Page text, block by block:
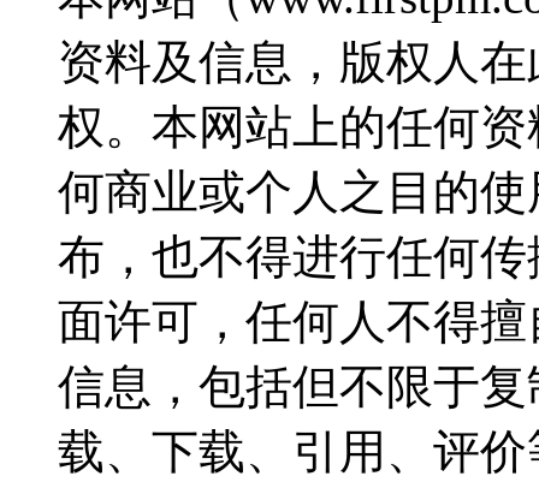
资料及信息，版权人
权。本网站上的任何
何商业或个人之目的
布，也不得进行任何
面许可，任何人不得
信息，包括但不限于
载、下载、引用、评